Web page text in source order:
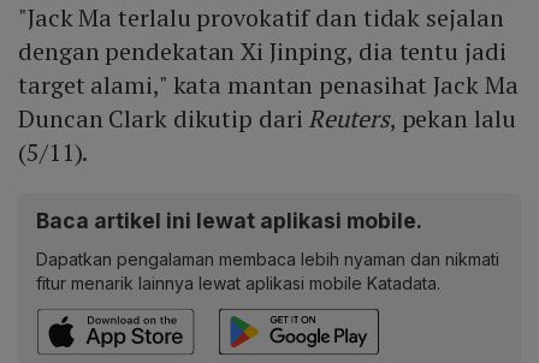
"Jack Ma terlalu provokatif dan tidak sejalan
dengan pendekatan Xi Jinping, dia tentu jadi
target alami," kata mantan penasihat Jack Ma
Duncan Clark dikutip dari Reuters, pekan lalu
(5/11).
Baca artikel ini lewat aplikasi mobile.
Dapatkan pengalaman membaca lebih nyaman dan nikmati
fitur menarik lainnya lewat aplikasi mobile Katadata.